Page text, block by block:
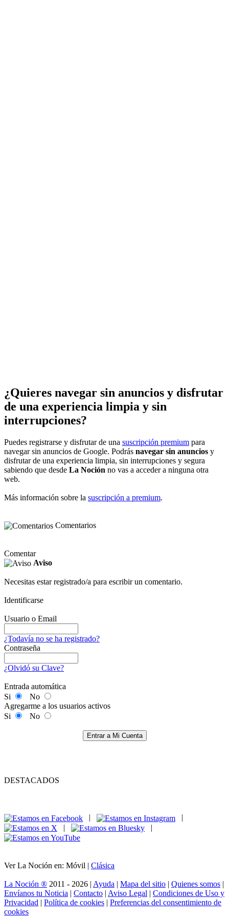
¿Quieres navegar sin anuncios y disfrutar
de una experiencia limpia y sin
interrupciones?
Puedes registrarse y disfrutar de una suscripción premium para
navegar sin anuncios de Google. Podrás navegar sin anuncios y
disfrutar de una experiencia limpia, sin interrupciones y segura
sabiendo que desde La Noción no vas a acceder a ninguna otra
web.
Más información sobre la suscripción a premium.
Comentarios
Comentar
Aviso
Necesitas estar registrado/a para escribir un comentario.
Identificarse
Usuario o Email
¿Todavía no se ha registrado?
Contraseña
¿Olvidó su Clave?
Entrada automática
Si
No
Agregarme a los usuarios activos
Si
No
Entrar a Mi Cuenta
DESTACADOS
|
|
|
|
Ver La Noción en: Móvil | Clásica
La Noción ® 2011 - 2026 | Ayuda | Mapa del sitio | Quienes somos |
Envíanos tu Noticia | Contacto | Aviso Legal | Condiciones de Uso y
Privacidad | Política de cookies | Preferencias del consentimiento de
cookies